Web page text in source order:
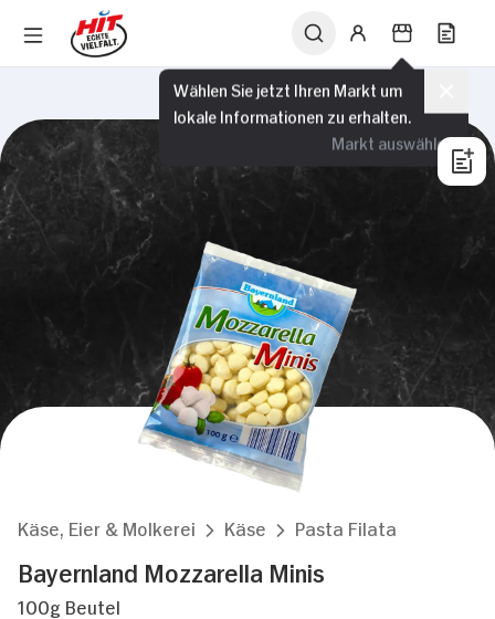
Wählen Sie jetzt Ihren Markt um
lokale Informationen zu erhalten.
Markt auswählen
Käse, Eier & Molkerei Käse Pasta Filata
Bayernland Mozzarella Minis
100g Beutel